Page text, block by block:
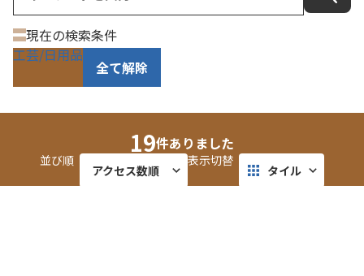
現在の検索条件
工芸/日用品
全て解除
19件ありました
並び順
アクセス数順
表示切替
タイル